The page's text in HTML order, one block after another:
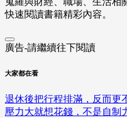
快速閱讀書籍精彩內容。
廣告-請繼續往下閱讀
大家都在看
退休後把行程排滿，反而更
壓力大就想花錢，不是自制